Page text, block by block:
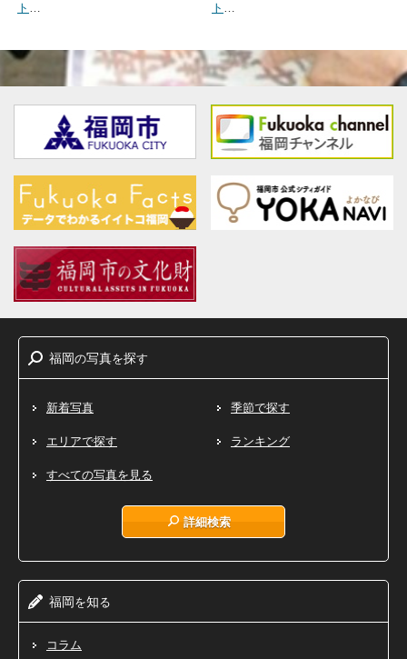
ト …
ト …
福岡の写真を探す
新着写真 季節で探す
エリアで探す ランキング
すべての写真を見る
詳細検索
福岡を知る
コラム